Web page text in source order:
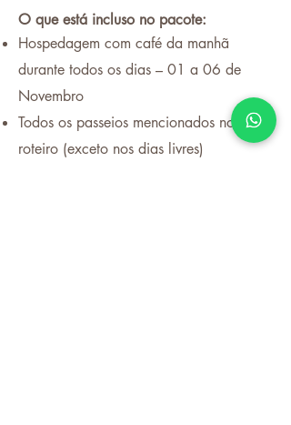
O que está incluso no pacote:
Hospedagem com café da manhã
durante todos os dias – 01 a 06 de
Novembro
Todos os passeios mencionados no
roteiro (exceto nos dias livres)